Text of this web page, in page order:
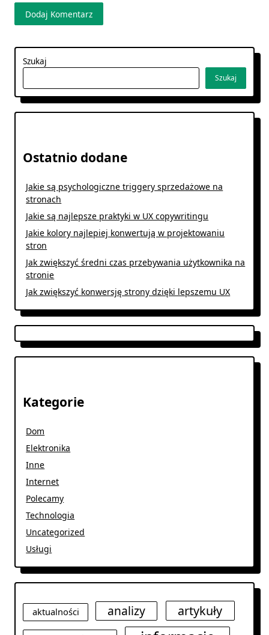
Szukaj
Szukaj
Ostatnio dodane
Jakie są psychologiczne triggery sprzedażowe na
stronach
Jakie są najlepsze praktyki w UX copywritingu
Jakie kolory najlepiej konwertują w projektowaniu
stron
Jak zwiększyć średni czas przebywania użytkownika na
stronie
Jak zwiększyć konwersję strony dzięki lepszemu UX
Kategorie
Dom
Elektronika
Inne
Internet
Polecamy
Technologia
Uncategorized
Usługi
aktualności analizy artykuły